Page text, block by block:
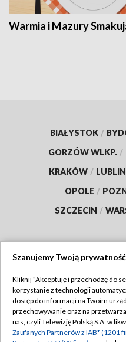
Warmia i Mazury
BIAŁYSTOK /
GORZÓW WLKP. /
KRAKÓW / LUBLIN
OPOLE /
SZCZECIN /
Abonament TVP
Emisja w TVP
Szanujemy Twoją prywatność
Kliknij "Akceptuję i przechodzę do
korzystanie z technologii
dostęp do informacji na Twoim
przechowywanie oraz na
nas, czyli Telewizję Polską S.A. w
Zaufanych Partnerów z IAB* (1201